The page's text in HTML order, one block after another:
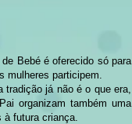
Bebé é oferecido só para
mulheres participem.
tradição já não é o que era,
organizam também uma
à futura criança.